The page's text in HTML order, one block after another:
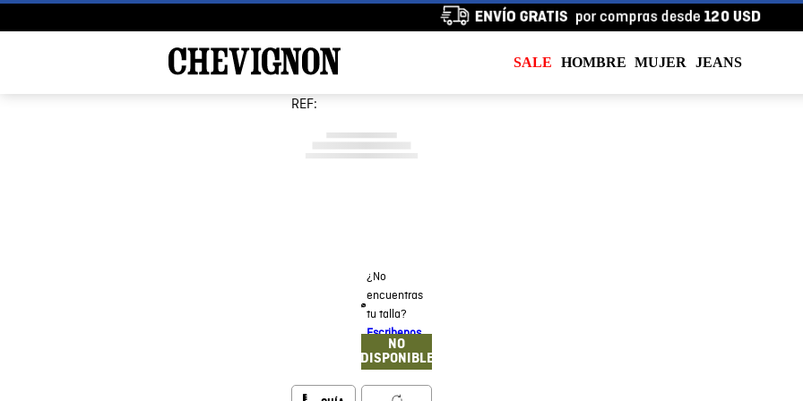
SALE HOMBRE MUJER JEANS
REF:
¿No
encuentras
tu talla?
Escribenos
NO
DISPONIBLE